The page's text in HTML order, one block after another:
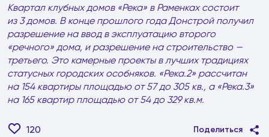
Квартал клубных домов «Река» в Раменках состоит
из 3 домов. В конце прошлого года Донстрой получил
разрешение на ввод в эксплуатацию второго
«речного» дома, и разрешение на строительство —
третьего. Это камерные проекты в лучших традициях
статусных городских особняков. «Река.2» рассчитан
на 154 квартиры площадью от 57 до 305 кв., а «Река.3»
на 165 квартир площадью от 54 до 329 кв.м.
120 Поделиться